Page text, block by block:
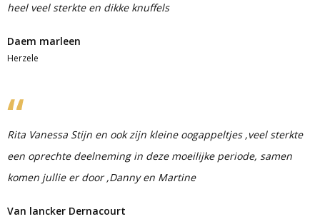
heel veel sterkte en dikke knuffels
Daem marleen
Herzele
Rita Vanessa Stijn en ook zijn kleine oogappeltjes ,veel sterkte
een oprechte deelneming in deze moeilijke periode, samen
komen jullie er door ,Danny en Martine
Van lancker Dernacourt